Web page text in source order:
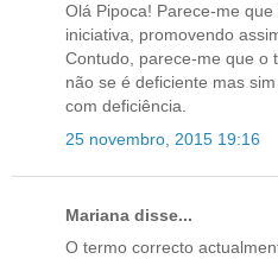
Olá Pipoca! Parece-me
iniciativa, promovendo
Contudo, parece-me que o
não se é deficiente mas
com deficiência.
25 novembro, 2015 19:16
Mariana disse...
O termo correcto